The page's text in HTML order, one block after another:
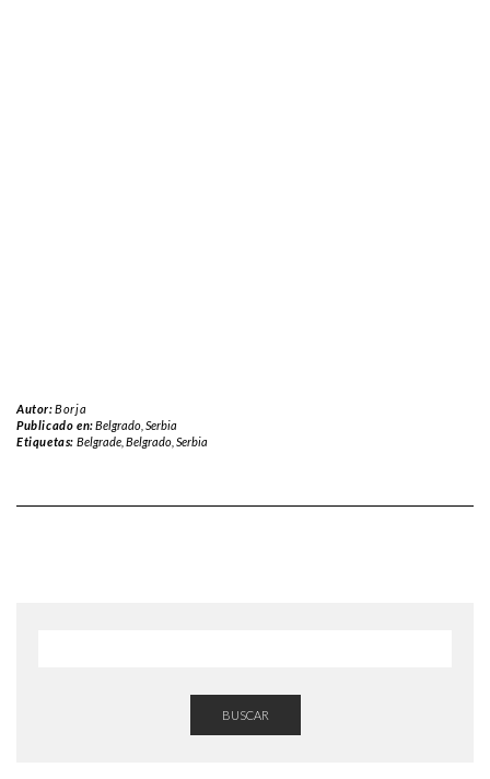
Autor:Borja
Publicado en:Belgrado ,Serbia
Etiquetas: Belgrade, Belgrado, Serbia
BUSCAR